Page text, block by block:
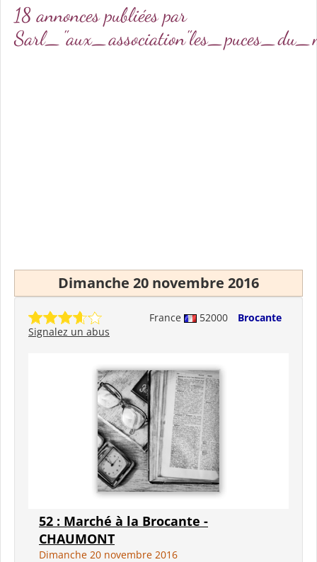
18 annonces publiées par
Dimanche 20 novembre 2016
France 52000
Brocante
Signalez un abus
52 : Marché à la Brocante -
CHAUMONT
Dimanche 20 novembre 2016